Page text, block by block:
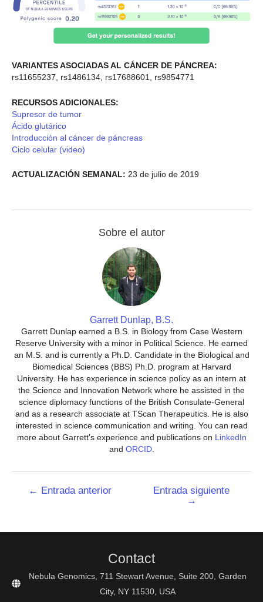
VARIANTES ASOCIADAS AL CÁNCER DE PÁNCREA:
rs11655237, rs1486134, rs17688601, rs9854771
RECURSOS ADICIONALES:
Supresor de tumor
Ácido glutárico
Introducción al cáncer de páncreas
Ciclo celular (video)
ACTUALIZACIÓN SEMANAL: 23 de julio de 2019
Sobre el autor
Garrett Dunlap, B.S.
Garrett Dunlap earned a B.S. in Biology from Case Western
Reserve University with a minor in Political Science. He earned
an M.S. and is currently a Ph.D. Candidate in the Biological and
Biomedical Sciences (BBS) Ph.D. program at Harvard
University. He has experience in science policy as an intern at
the Science and Innovation Network where he assisted in the
science diplomacy functions of the British Consulate-General
and as a research associate at TScan Therapeutics. He is also
interested in science communication and writing. You can read
more about Garrett's experience and publications on LinkedIn
and ORCID.
Navegación
← Entrada anterior
Entrada siguiente
→
Contact
Nebula Genomics, 711 Stewart Avenue, Suite 200, Garden
City, NY 11530, USA